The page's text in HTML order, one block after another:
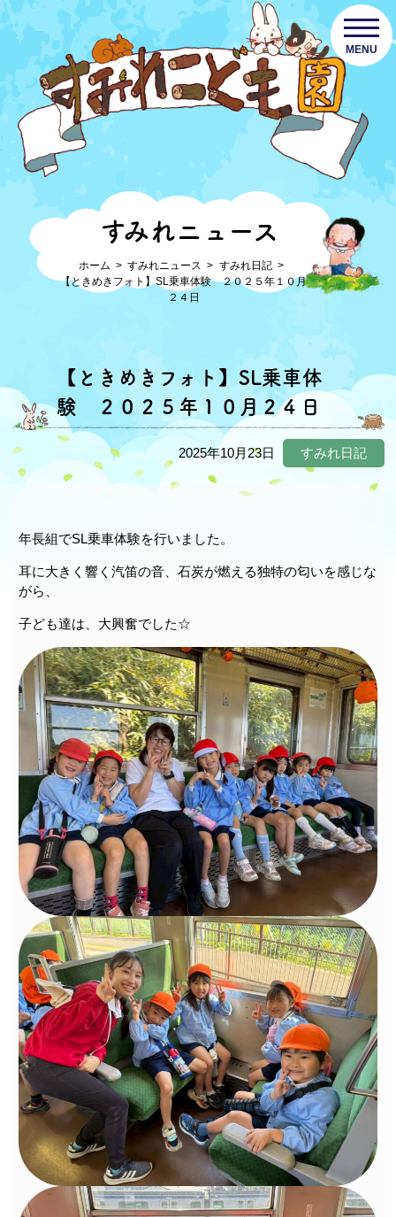
MENU
すみれニュース
ホーム すみれニュース
すみれ日記
【ときめきフォト】SL乗車体験 ２０２５年１０月
２４日
【ときめきフォト】SL乗車体
験 ２０２５年１０月２４日
2025年10月23日 すみれ日記
年長組でSL乗車体験を行いました。
耳に大きく響く汽笛の音、石炭が燃える独特の匂いを感じな
がら、
子ども達は、大興奮でした☆